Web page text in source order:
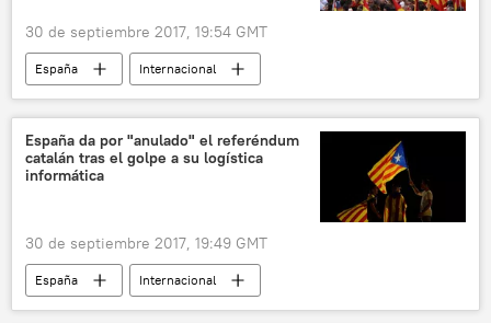
30 de septiembre 2017, 19:54 GMT
España
Internacional
Referéndum en Cataluña (2017)
Cataluña
independencia
referéndum
protestas
noticias
España da por "anulado" el referéndum
catalán tras el golpe a su logística
informática
30 de septiembre 2017, 19:49 GMT
España
Internacional
Referéndum en Cataluña (2017)
Cataluña